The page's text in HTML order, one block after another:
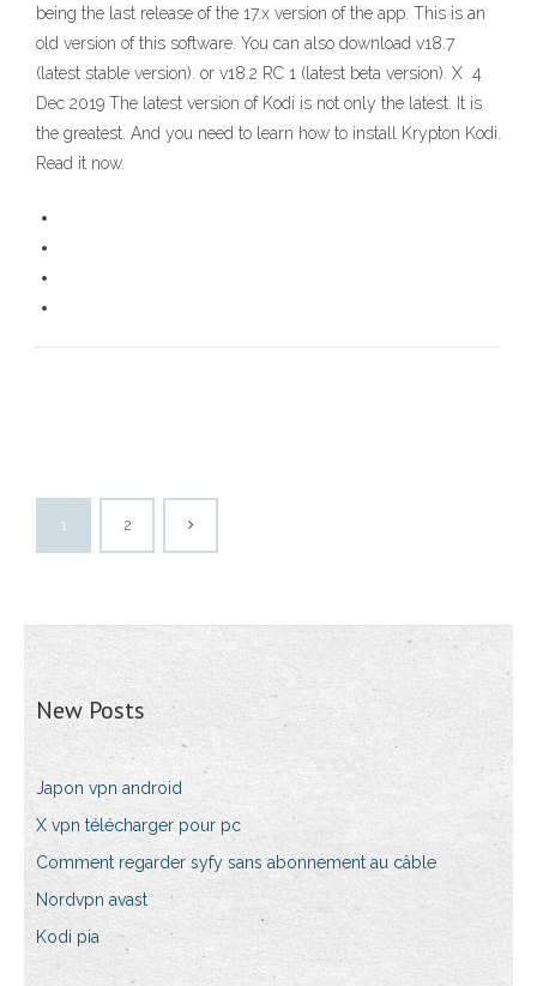
being the last release of the 17.x version of the app. This is an
old version of this software. You can also download v18.7
(latest stable version). or v18.2 RC 1 (latest beta version). X 4
Dec 2019 The latest version of Kodi is not only the latest. It is
the greatest. And you need to learn how to install Krypton Kodi.
Read it now.
1 2
New Posts
Japon vpn android
X vpn télécharger pour pc
Comment regarder syfy sans abonnement au câble
Nordvpn avast
Kodi pia